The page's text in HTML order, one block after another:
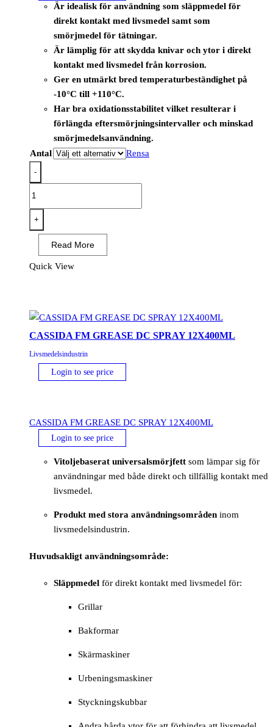
Är idealisk för användning som släppmedel för
direkt kontakt med livsmedel samt som
smörjmedel för tätningar.
Är lämplig för att skydda knivar och ytor i direkt
kontakt med livsmedel från korrosion.
Ger en utmärkt bred temperaturbeständighet på
-10°C till +110°C.
Har bra oxidationsstabilitet vilket resulterar i
förlängda eftersmörjningsintervaller och minskad
smörjmedelsanvändning.
Antal
Rensa
-
Food
Grade
Oil
+
Read More
Quick View
CASSIDA FM GREASE DC SPRAY 12X400ML
Livsmedelsindustrin
Login to see price
CASSIDA FM GREASE DC SPRAY 12X400ML
Login to see price
Vitoljebaserat universalsmörjfett som lämpar sig för
användningar med både direkt och tillfällig kontakt med
livsmedel.
Produkt med stora användningsområden inom
livsmedelsindustrin.
Huvudsakligt användningsområde:
Släppmedel för direkt kontakt med livsmedel för:
Grillar
Bakformar
Skärmaskiner
Urbeningsmaskiner
Styckningskubbar